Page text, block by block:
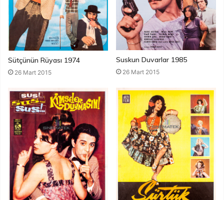
Sütçünün Rüyası 1974
26 Mart 2015
Suskun Duvarlar 1985
26 Mart 2015